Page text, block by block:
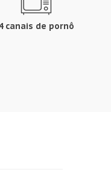
canais de pornô